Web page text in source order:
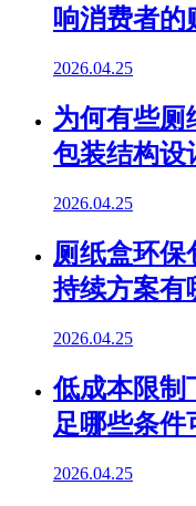
响消费者的
2026.04.25
为何有些厕
包装结构设
2026.04.25
厕纸盒环保
持续方案有
2026.04.25
低成本限制
足哪些条件
2026.04.25